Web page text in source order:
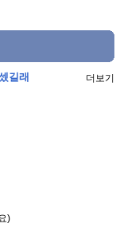
길래 더보기
)